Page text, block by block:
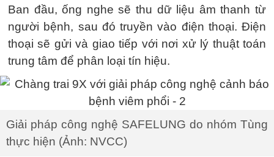
Ban đầu, ống nghe sẽ thu dữ liệu âm thanh từ
người bệnh, sau đó truyền vào điện thoại. Điện
thoại sẽ gửi và giao tiếp với nơi xử lý thuật toán
trung tâm để phân loại tín hiệu.
Giải pháp công nghệ SAFELUNG do nhóm Tùng
thực hiện (Ảnh: NVCC)